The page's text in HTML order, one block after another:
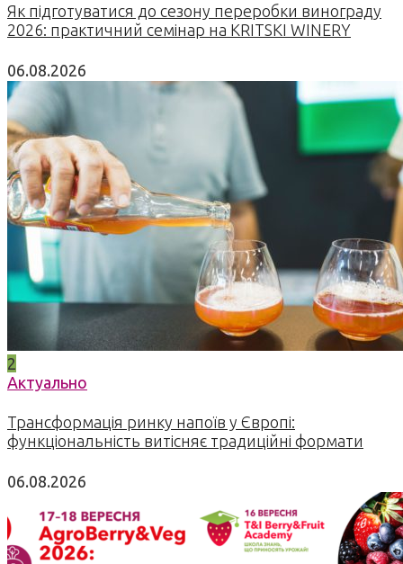
Як підготуватися до сезону переробки винограду
2026: практичний семінар на KRITSKI WINERY
06.08.2026
2
Актуально
Трансформація ринку напоїв у Європі:
функціональність витісняє традиційні формати
06.08.2026